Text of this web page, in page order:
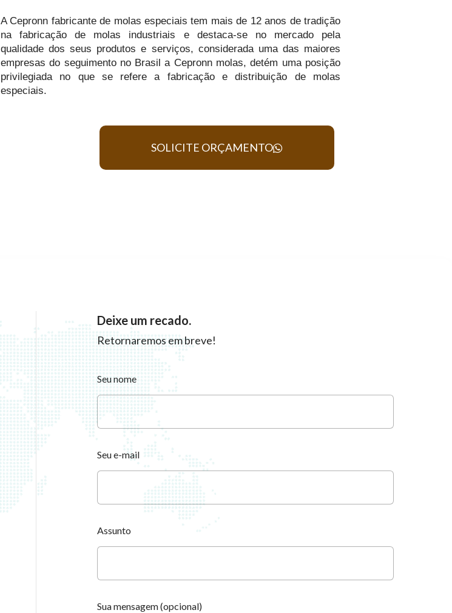
A Cepronn fabricante de molas especiais tem mais de 12 anos de tradição
na fabricação de molas industriais e destaca-se no mercado pela
qualidade dos seus produtos e serviços, considerada uma das maiores
empresas do seguimento no Brasil a Cepronn molas, detém uma posição
privilegiada no que se refere a fabricação e distribuição de molas
especiais.
SOLICITE ORÇAMENTO
Deixe um recado.
Retornaremos em breve!
Seu nome
Seu e-mail
Assunto
Sua mensagem (opcional)